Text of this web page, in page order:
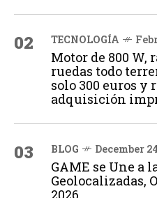
02 TECNOLOGÍA
Motor de 800 W,
ruedas todo
solo 300 euros y
adquisición
03 BLOG December
GAME se Une a
Geolocalizadas,
2026